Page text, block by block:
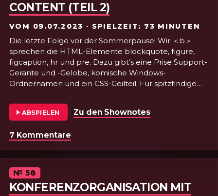
CONTENT (TEIL 2)
VOM 09.07.2023 · SPIELZEIT: 73 MINUTEN
Die letzte Folge vor der Sommerpause! Wir ＜b＞
sprechen die HTML-Elemente blockquote, figure,
figcaption, hr und pre. Dazu gibt’s eine Prise Support-
Gerante und -Gelobe, komische Windows-
Ordnernamen und ein CSS-Geilteil. Für spitzfindige
ABSPIELEN Zu den Shownotes
7 Kommentare
Episode
№58
KONFERENZORGANISATION MIT